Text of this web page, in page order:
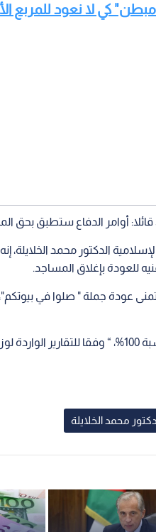
مبطن" كي لا نعود للمربع
أوامر الدفاع ستطبق بحق
الدكتور محمد الخلايلة، إنه
عودة جملة " صلوا في
وختم الخلايلة قوله بأن الالتزام في المساجد، ليس بنسبة
محمد الخلايلة